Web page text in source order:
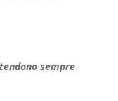
sempre